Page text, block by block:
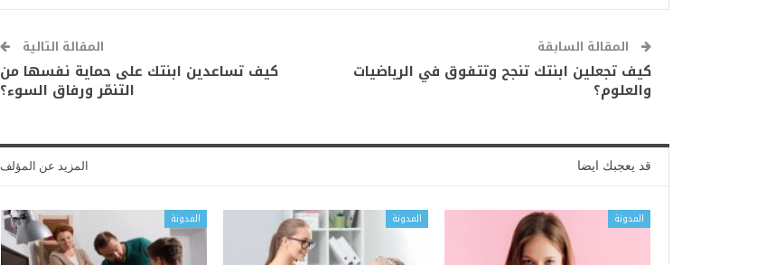
المقالة السابقة
كيف تجعلين ابنتك تنجح وتتفوق في الرياضيات
والعلوم؟
المقالة التالية
كيف تساعدين ابنتك على حماية نفسها من
التنمّر ورفاق السوء؟
قد يعجبك ايضا المزيد عن المؤلف
المدونة المدونة المدونة